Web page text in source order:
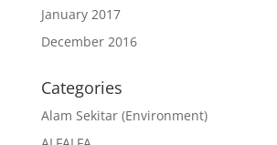
January 2017
December 2016
Categories
Alam Sekitar (Environment)